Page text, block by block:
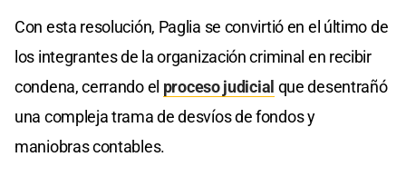
Con esta resolución, Paglia se convirtió en el último de
los integrantes de la organización criminal en recibir
condena, cerrando el proceso judicial que desentrañó
una compleja trama de desvíos de fondos y
maniobras contables.